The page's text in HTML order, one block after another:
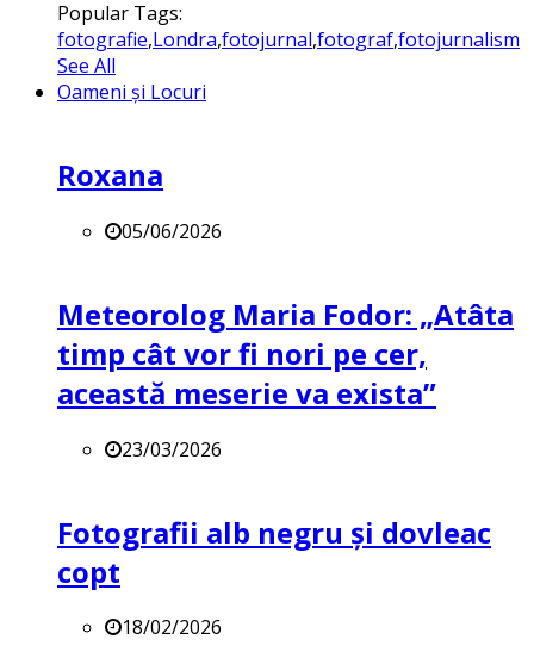
Popular Tags:
fotografie,Londra,fotojurnal,fotograf,fotojurnalism
See All
Oameni și Locuri
Roxana
05/06/2026
Meteorolog Maria Fodor: „Atâta
timp cât vor fi nori pe cer,
această meserie va exista”
23/03/2026
Fotografii alb negru și dovleac
copt
18/02/2026